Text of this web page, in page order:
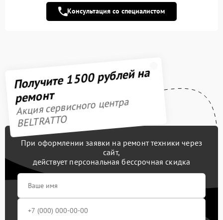
Замена таймера 500 рублей
Консультация со специалистом
Получите 1500 рублей на
ремонт
Акция сервисного центра
BELTRATTO
При оформлении заявки на ремонт техники через
сайт,
действует персональная бессрочная скидка